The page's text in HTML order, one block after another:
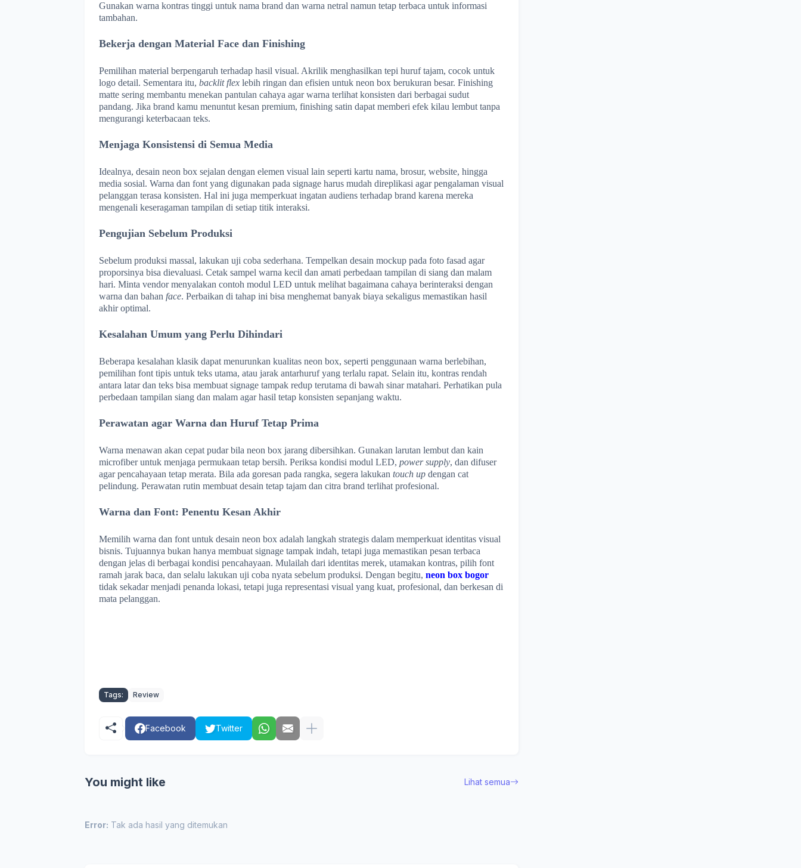
Gunakan warna kontras tinggi untuk nama brand dan warna netral namun tetap terbaca untuk informasi
tambahan.
Bekerja dengan Material Face dan Finishing
Pemilihan material berpengaruh terhadap hasil visual. Akrilik menghasilkan tepi huruf tajam, cocok untuk
logo detail. Sementara itu, backlit flex lebih ringan dan efisien untuk neon box berukuran besar. Finishing
matte sering membantu menekan pantulan cahaya agar warna terlihat konsisten dari berbagai sudut
pandang. Jika brand kamu menuntut kesan premium, finishing satin dapat memberi efek kilau lembut tanpa
mengurangi keterbacaan teks.
Menjaga Konsistensi di Semua Media
Idealnya, desain neon box sejalan dengan elemen visual lain seperti kartu nama, brosur, website, hingga
media sosial. Warna dan font yang digunakan pada signage harus mudah direplikasi agar pengalaman visual
pelanggan terasa konsisten. Hal ini juga memperkuat ingatan audiens terhadap brand karena mereka
mengenali keseragaman tampilan di setiap titik interaksi.
Pengujian Sebelum Produksi
Sebelum produksi massal, lakukan uji coba sederhana. Tempelkan desain mockup pada foto fasad agar
proporsinya bisa dievaluasi. Cetak sampel warna kecil dan amati perbedaan tampilan di siang dan malam
hari. Minta vendor menyalakan contoh modul LED untuk melihat bagaimana cahaya berinteraksi dengan
warna dan bahan face. Perbaikan di tahap ini bisa menghemat banyak biaya sekaligus memastikan hasil
akhir optimal.
Kesalahan Umum yang Perlu Dihindari
Beberapa kesalahan klasik dapat menurunkan kualitas neon box, seperti penggunaan warna berlebihan,
pemilihan font tipis untuk teks utama, atau jarak antarhuruf yang terlalu rapat. Selain itu, kontras rendah
antara latar dan teks bisa membuat signage tampak redup terutama di bawah sinar matahari. Perhatikan pula
perbedaan tampilan siang dan malam agar hasil tetap konsisten sepanjang waktu.
Perawatan agar Warna dan Huruf Tetap Prima
Warna menawan akan cepat pudar bila neon box jarang dibersihkan. Gunakan larutan lembut dan kain
microfiber untuk menjaga permukaan tetap bersih. Periksa kondisi modul LED, power supply, dan difuser
agar pencahayaan tetap merata. Bila ada goresan pada rangka, segera lakukan touch up dengan cat
pelindung. Perawatan rutin membuat desain tetap tajam dan citra brand terlihat profesional.
Warna dan Font: Penentu Kesan Akhir
Memilih warna dan font untuk desain neon box adalah langkah strategis dalam memperkuat identitas visual
bisnis. Tujuannya bukan hanya membuat signage tampak indah, tetapi juga memastikan pesan terbaca
dengan jelas di berbagai kondisi pencahayaan. Mulailah dari identitas merek, utamakan kontras, pilih font
ramah jarak baca, dan selalu lakukan uji coba nyata sebelum produksi. Dengan begitu, neon box bogor
tidak sekadar menjadi penanda lokasi, tetapi juga representasi visual yang kuat, profesional, dan berkesan di
mata pelanggan.
Tags: Review
Facebook Twitter
You might like Lihat semua
Error: Tak ada hasil yang ditemukan